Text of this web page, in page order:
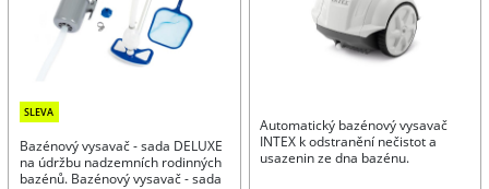
SLEVA
Bazénový vysavač - sada DELUXE
na údržbu nadzemních rodinných
bazénů. Bazénový vysavač - sada
Automatický bazénový vysavač
INTEX k odstranění nečistot a
usazenin ze dna bazénu.